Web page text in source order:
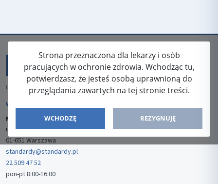
Strona przeznaczona dla lekarzy i osób
pracujących w ochronie zdrowia. Wchodząc tu,
potwierdzasz, że jesteś osobą uprawnioną do
przeglądania zawartych na tej stronie treści.
WCHODZĘ REZYGNUJĘ
ISSN: 2080-5438
WYDAWCA
Media-Press Sp. z o.o.
ul. Gwiaździsta 7B/8
01-651 Warszawa
standardy@standardy.pl
22 509 47 52
pon-pt 8:00-16:00